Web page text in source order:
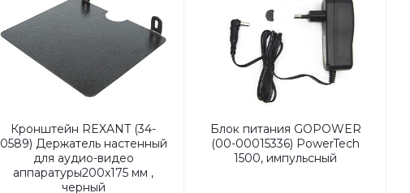
Кронштейн REXANT (34-
0589) Держатель настенный
для аудио-видео
аппаратуры200х175 мм ,
черный
Блок питания GOPOWER
(00-00015336) PowerTech
1500, импульсный